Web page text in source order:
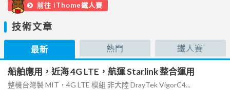
前往 iThome鐵人賽
技術文章
最新 熱門 鐵人賽
船舶應用，近海 4G LTE，航運 Starlink 整合運用
整機台灣製 MIT，4G LTE 模組 非大陸 DrayTek VigorC4...